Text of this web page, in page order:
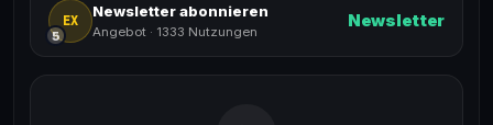
EX
5
Newsletter abonnieren
Angebot · 1333 Nutzungen
Newsletter